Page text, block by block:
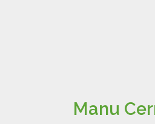
Manu